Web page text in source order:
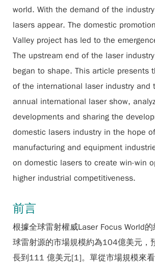
world. With the demand of the
lasers appear. The domestic
Valley project has led to the
The upstream end of the laser
began to shape. This article presents
of the international laser industry and
annual international laser show,
developments and sharing the
domestic lasers industry in the hope
manufacturing and equipment
on domestic lasers to create win-win
higher industrial competitiveness.
前言
根據全球雷射權威Laser Focus World
球雷射源的市場規模約為104億美元，
長到111 億美元[1]。單從市場規模來